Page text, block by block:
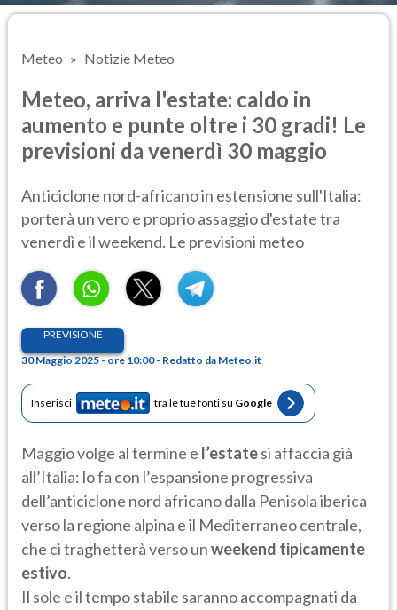
Meteo Notizie Meteo
Meteo, arriva l'estate: caldo in
aumento e punte oltre i 30 gradi! Le
previsioni da venerdì 30 maggio
Anticiclone nord-africano in estensione sull'Italia:
porterà un vero e proprio assaggio d'estate tra
venerdì e il weekend. Le previsioni meteo
PREVISIONE
30 Maggio 2025 - ore 10:00 - Redatto da Meteo.it
Inserisci tra le tue fonti su Google
Maggio volge al termine e l’estatesi affaccia già
all’Italia: lo fa con l’espansione progressiva
dell’anticiclone nord africano dalla Penisola iberica
verso la regione alpina e il Mediterraneo centrale,
che ci traghetterà verso unweekend tipicamente
estivo.
Il sole e il tempo stabile saranno accompagnati da